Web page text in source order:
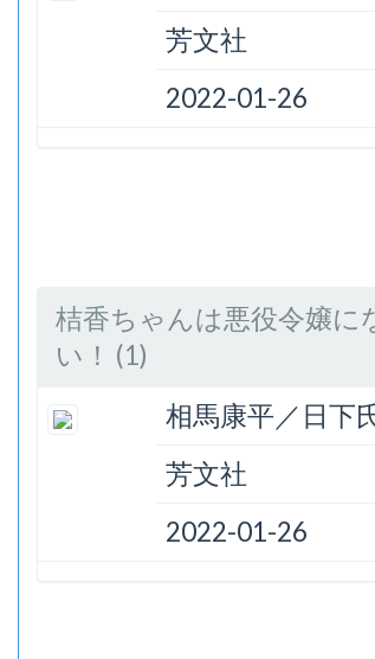
芳文社
2022-01-26
桔香ちゃんは悪役令嬢に
い！ (1)
相馬康平／日下
芳文社
2022-01-26